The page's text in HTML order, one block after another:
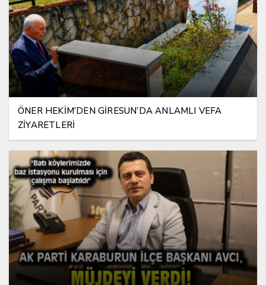
ÖNER HEKİM’DEN GİRESUN’DA ANLAMLI VEFA
ZİYARETLERİ